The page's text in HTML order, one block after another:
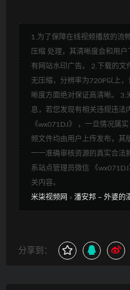
1.为了保障在线视频播放的流
压缩 处理，其清晰度会和用
有网站水印广告。 2.下载的文
无压缩，分辨率为720P以上
晰度方面绝对保证高清晰。
息，若您发现有相关违规违法
《wx071DJ》 ，一旦情况属
频文件均由用户上传发布，其
一一准确审核资源的真实合法
系站点管理员微信 《
关内容。
米柒视频网 » 潘安邦 – 外婆的
分享到：